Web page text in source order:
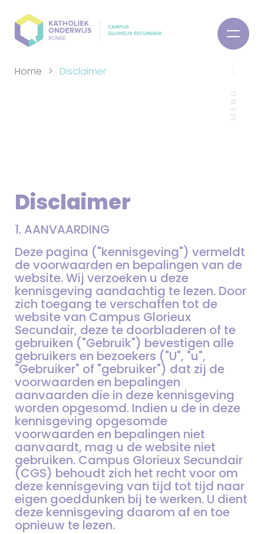
MENU
Home Disclaimer
Disclaimer
1. AANVAARDING
Deze pagina ("kennisgeving") vermeldt
de voorwaarden en bepalingen van de
website. Wij verzoeken u deze
kennisgeving aandachtig te lezen. Door
zich toegang te verschaffen tot de
website van Campus Glorieux
Secundair, deze te doorbladeren of te
gebruiken ("Gebruik") bevestigen alle
gebruikers en bezoekers ("U", "u",
"Gebruiker" of "gebruiker") dat zij de
voorwaarden en bepalingen
aanvaarden die in deze kennisgeving
worden opgesomd. Indien u de in deze
kennisgeving opgesomde
voorwaarden en bepalingen niet
aanvaardt, mag u de website niet
gebruiken. Campus Glorieux Secundair
(CGS) behoudt zich het recht voor om
deze kennisgeving van tijd tot tijd naar
eigen goeddunken bij te werken. U dient
deze kennisgeving daarom af en toe
opnieuw te lezen.